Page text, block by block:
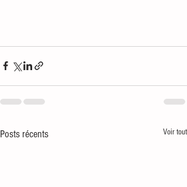
Posts récents Voir tout